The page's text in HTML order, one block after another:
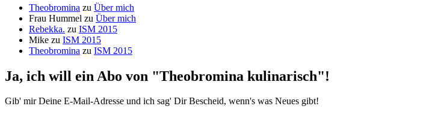
Theobromina zu Über mich
Frau Hummel zu Über mich
Rebekka. zu ISM 2015
Mike zu ISM 2015
Theobromina zu ISM 2015
Ja, ich will ein Abo von "Theobromina kulinarisch"!
Gib' mir Deine E-Mail-Adresse und ich sag' Dir Bescheid, wenn's was Neues gibt!